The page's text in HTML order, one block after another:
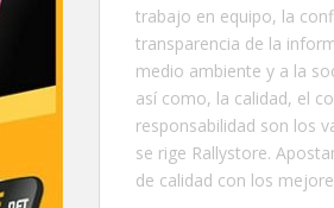
trabajo en equipo, la
transparencia de la
medio ambiente y a la
así como, la calidad, el
responsabilidad son los
se rige Rallystore.
de calidad con los